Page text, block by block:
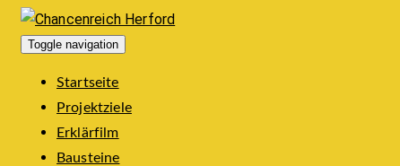
Toggle navigation
Startseite
Projektziele
Erklärfilm
Bausteine